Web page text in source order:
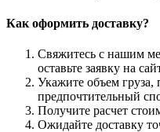
Как оформить доставку?
Свяжитесь с нашим
оставьте заявку на
Укажите объем груза,
предпочтительный
Получите расчет
Ожидайте доставку